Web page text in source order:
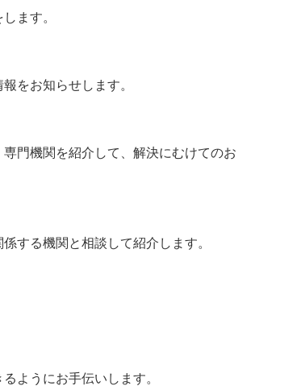
ます。
をお知らせします。
門機関を紹介して、解決にむけてのお
する機関と相談して紹介します。
ようにお手伝いします。